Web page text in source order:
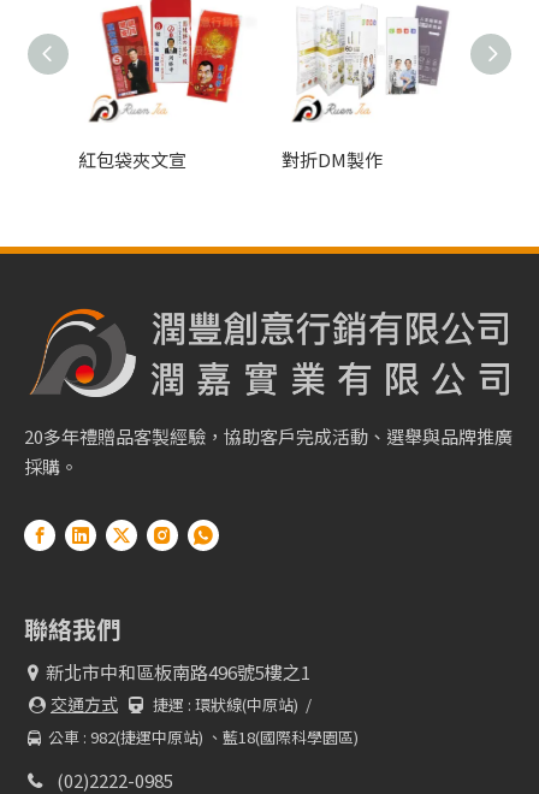
紅包袋夾文宣 對折DM製作
20多年禮贈品客製經驗，協助客戶完成活動、選舉與品牌推廣
採購。
聯絡我們
 新北市中和區板南路496號5樓之1
 交通方式  捷運 : 環狀線(中原站) /
 公車 : 982(捷運中原站) 、藍18(國際科學園區)
 (02)2222-0985